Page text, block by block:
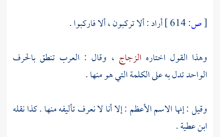
[ص:
أراد : ألا تركبون ، ألا فاركبوا .
وهذا القول اختاره الزجاج ، وقال : العرب تنطق بالحرف
الواحد تدل به على الكلمة التي هو منها .
وقيل : إنها الاسم الأعظم : إلا أنا لا نعرف تأليفه منها . كذا نقله
ابن عطية.